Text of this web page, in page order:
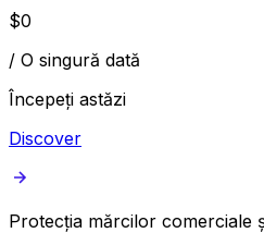
$0
/ O singură dată
Începeți astăzi
Discover
Protecția mărcilor comerciale